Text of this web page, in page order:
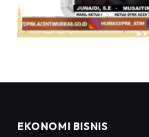
EKONOMI BISNIS